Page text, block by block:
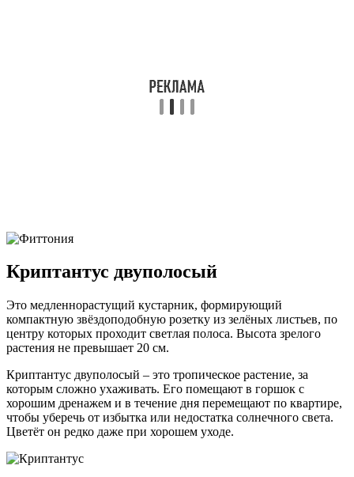
Криптантус двуполосый
Это медленнорастущий кустарник, формирующий
компактную звёздоподобную розетку из зелёных листьев, по
центру которых проходит светлая полоса. Высота зрелого
растения не превышает 20 см.
Криптантус двуполосый – это тропическое растение, за
которым сложно ухаживать. Его помещают в горшок с
хорошим дренажем и в течение дня перемещают по квартире,
чтобы уберечь от избытка или недостатка солнечного света.
Цветёт он редко даже при хорошем уходе.